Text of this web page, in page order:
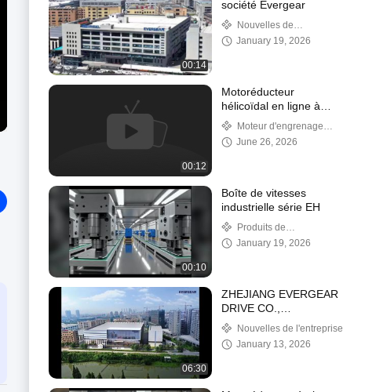
00:14
société Evergear
Nouvelles de
l'entreprise
January 19, 2026
00:12
Motoréducteur
hélicoïdal en ligne à
couple élevé pour
systèmes de
convoyeurs
Moteur d'engrenage
hélicoïdal en ligne
June 26, 2026
00:10
Boîte de vitesses
industrielle série EH
Produits de
motoréducteurs
January 19, 2026
06:30
ZHEJIANG EVERGEAR
DRIVE CO.,
LTD/fabricant de
réducteur de vitesse de
boîte de vitesses en
Nouvelles de l'entreprise
January 13, 2026